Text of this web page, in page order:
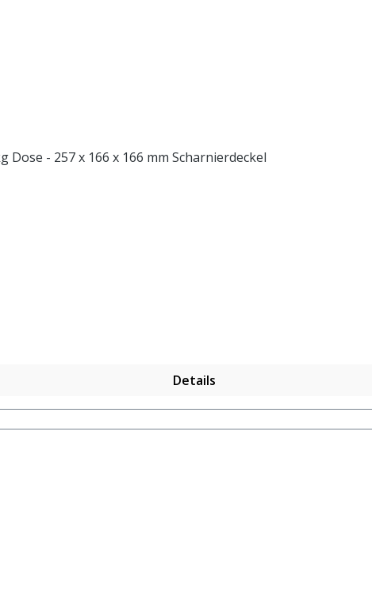
Dose - 111 x 87 x 87 mm Scharnierdeckel 2kg Dose - 257 x 166 x 166 mm Scharnierdeckel
Details